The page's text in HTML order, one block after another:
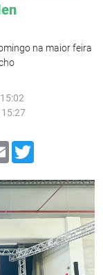
na maior feira
Email